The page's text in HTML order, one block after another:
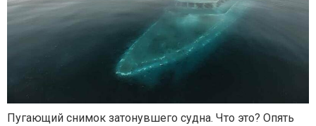
Пугающий снимок затонувшего судна. Что это? Опять